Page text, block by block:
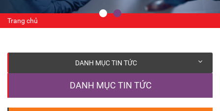
Trang chủ
DANH MỤC TIN TỨC
DANH MỤC TIN TỨC